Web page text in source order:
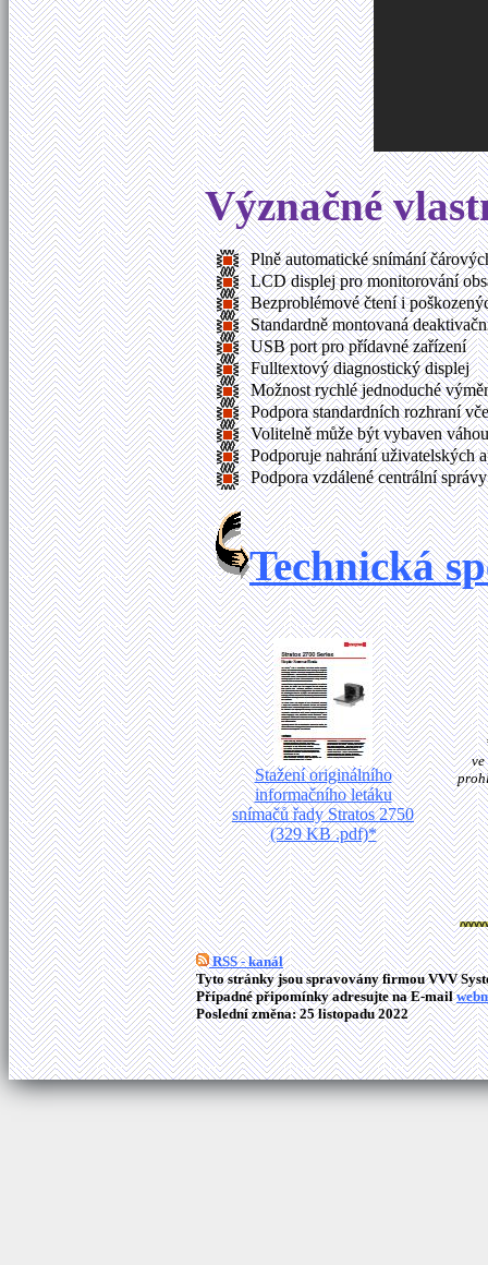
Význačné
Plně automatické snímání
LCD displej pro monitorování
Bezproblémové čtení i
Standardně montovaná
USB port pro přídavné zařízení
Fulltextový diagnostický displej
Možnost rychlé jednoduché
Podpora standardních rozhraní
Volitelně může být vybaven váhou
Podporuje nahrání uživatelských
Podpora vzdálené centrální
Technická
Stažení originálního
informačního letáku
snímačů řady Stratos 2750
(329 KB .pdf)*
ve
RSS - kanál
Tyto stránky jsou spravovány firmou VVV
Případné připomínky adresujte na E-mail
Poslední změna: 25 listopadu 2022